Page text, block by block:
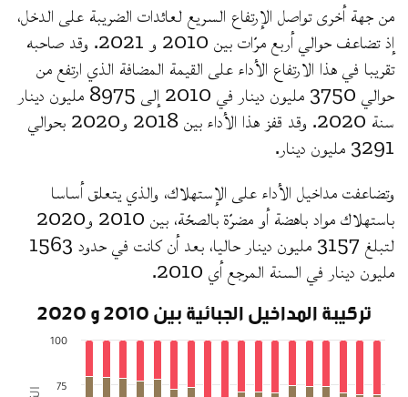
من جهة أخرى تواصل الإرتفاع السريع لعائدات الضريبة على الدخل،
إذ تضاعف حوالي أربع مرّات بين 2010 و 2021. وقد صاحبه
تقريبا في هذا الارتفاع الأداء على القيمة المضافة الذي ارتفع من
حوالي 3750 مليون دينار في 2010 إلى 8975 مليون دينار
سنة 2020. وقد قفز هذا الأداء بين 2018 و2020 بحوالي
3291 مليون دينار.
وتضاعفت مداخيل الأداء على الإستهلاك، والذي يتعلق أساسا
باستهلاك مواد باهضة أو مضرّة بالصحّة، بين 2010 و2020
لتبلغ 3157 مليون دينار حاليا، بعد أن كانت في حدود 1563
مليون دينار في السنة المرجع أي 2010.
تركيبة المداخيل الجبائية بين 2010 و 2020
75
100